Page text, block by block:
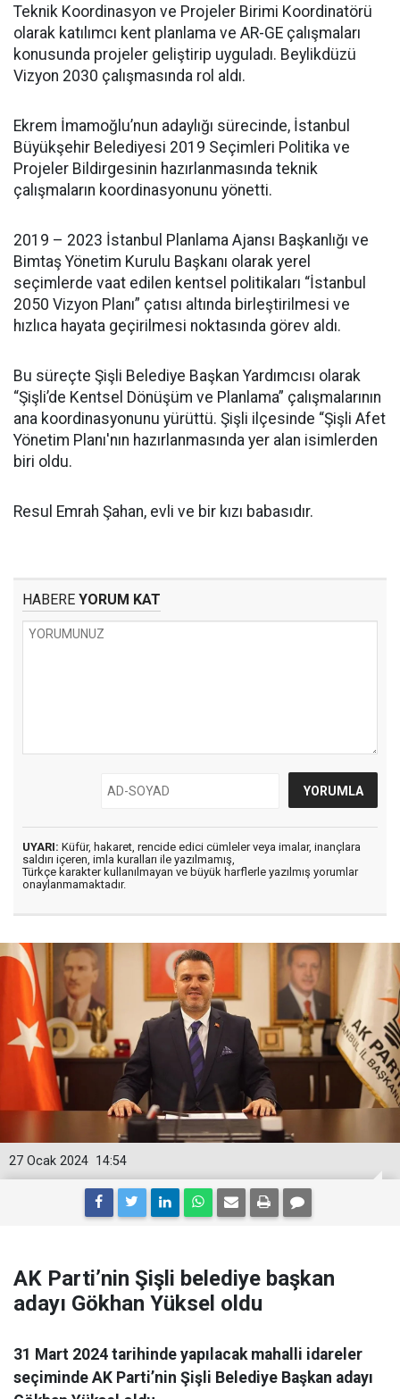
Teknik Koordinasyon ve Projeler Birimi Koordinatörü
olarak katılımcı kent planlama ve AR-GE çalışmaları
konusunda projeler geliştirip uyguladı. Beylikdüzü
Vizyon 2030 çalışmasında rol aldı.
Ekrem İmamoğlu’nun adaylığı sürecinde, İstanbul
Büyükşehir Belediyesi 2019 Seçimleri Politika ve
Projeler Bildirgesinin hazırlanmasında teknik
çalışmaların koordinasyonunu yönetti.
2019 – 2023 İstanbul Planlama Ajansı Başkanlığı ve
Bimtaş Yönetim Kurulu Başkanı olarak yerel
seçimlerde vaat edilen kentsel politikaları “İstanbul
2050 Vizyon Planı” çatısı altında birleştirilmesi ve
hızlıca hayata geçirilmesi noktasında görev aldı.
Bu süreçte Şişli Belediye Başkan Yardımcısı olarak
“Şişli’de Kentsel Dönüşüm ve Planlama” çalışmalarının
ana koordinasyonunu yürüttü. Şişli ilçesinde “Şişli Afet
Yönetim Planı'nın hazırlanmasında yer alan isimlerden
biri oldu.
Resul Emrah Şahan, evli ve bir kızı babasıdır.
HABERE YORUM KAT
UYARI: Küfür, hakaret, rencide edici cümleler veya imalar, inançlara
saldırı içeren, imla kuralları ile yazılmamış,
Türkçe karakter kullanılmayan ve büyük harflerle yazılmış yorumlar
onaylanmamaktadır.
14:54
27 Ocak 2024
AK Parti’nin Şişli belediye başkan
adayı Gökhan Yüksel oldu
31 Mart 2024 tarihinde yapılacak mahalli idareler
seçiminde AK Parti’nin Şişli Belediye Başkan adayı